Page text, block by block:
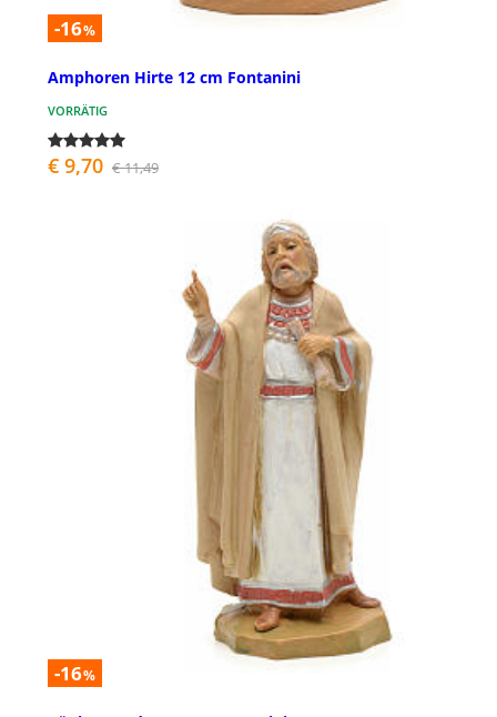
-16%
Amphoren Hirte 12 cm Fontanini
VORRÄTIG
€ 9,70 € 11,49
-16%